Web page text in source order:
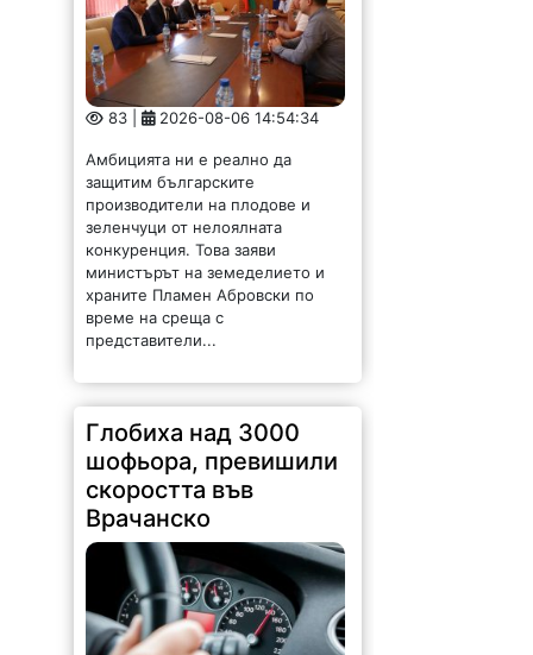
83 | 2026-08-06 14:54:34
Амбицията ни е реално да
защитим българските
производители на плодове и
зеленчуци от нелоялната
конкуренция. Това заяви
министърът на земеделието и
храните Пламен Абровски по
време на среща с
представители...
Глобиха над 3000
шофьора, превишили
скоростта във
Врачанско